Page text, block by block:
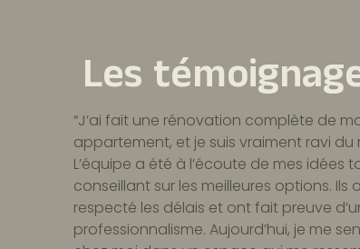
Les
“J’ai fait une rénovation complète de
appartement, et je suis vraiment ravi du
L’équipe a été à l’écoute de mes idées
conseillant sur les meilleures options. Ils
respecté les délais et ont fait preuve
professionnalisme. Aujourd’hui, je me